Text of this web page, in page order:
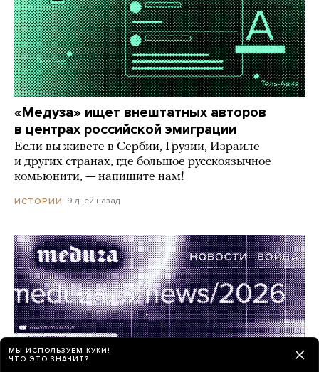
«Медуза» ищет внештатных авторов
в центрах российской эмиграции
Если вы живете в Сербии, Грузии, Израиле
и других странах, где большое русскоязычное
комьюнити, — напишите нам!
ИСТОРИИ 9 дней назад
МЫ ИСПОЛЬЗУЕМ КУКИ!
ЧТО ЭТО ЗНАЧИТ?